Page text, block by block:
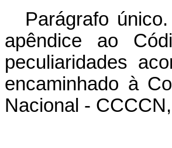
Parágrafo
apêndice ao
peculiaridades
encaminhado à
Nacional -